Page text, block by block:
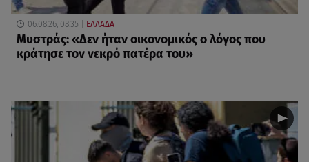
06.08.26, 08:35 ΕΛΛΑΔΑ
Μυστράς: «Δεν ήταν οικονομικός ο λόγος που
κράτησε τον νεκρό πατέρα του»